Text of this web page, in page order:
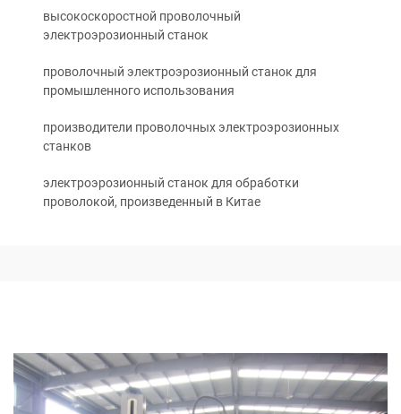
высокоскоростной проволочный
электроэрозионный станок
проволочный электроэрозионный станок для
промышленного использования
производители проволочных электроэрозионных
станков
электроэрозионный станок для обработки
проволокой, произведенный в Китае